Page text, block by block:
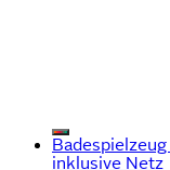
inklusive Netz